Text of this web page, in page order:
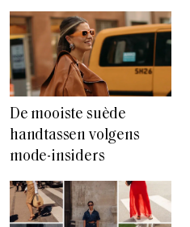
De mooiste suède
handtassen volgens
mode-insiders